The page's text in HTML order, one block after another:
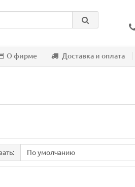
О фирме Доставка и оплата